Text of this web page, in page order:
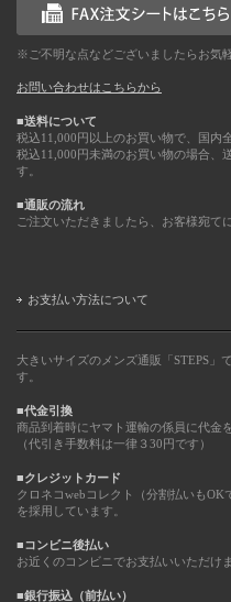
※ご不明な点などございましたらお気
お問い合わせはこちらから
■送料について
税込11,000円以上のお買い物で、国内
税込11,000円未満のお買い物の場合、
す。
■通販の流れ
ご注文いただきましたら、お客様宛て
お支払い方法について
大きいサイズのメンズ通販「STEPS」
す。
■代金引換
商品到着時にヤマト運輸の係員に代金
（代引き手数料は一律３30円です）
■クレジットカード
クロネコwebコレクト（分割払いも
を採用しています。
■コンビニ後払い
お近くのコンビニでお支払いいただけ
■銀行振込（前払い）